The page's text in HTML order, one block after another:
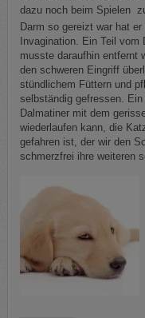
dazu noch beim Spielen
Darm so gereizt war hat
Invagination. Ein Teil vom
musste daraufhin entfernt
den schweren Eingriff
stündlichem Füttern und
selbständig gefressen.
Dalmatiner mit dem
wiederlaufen kann, die
gefahren ist, der wir den
schmerzfrei ihre weiteren